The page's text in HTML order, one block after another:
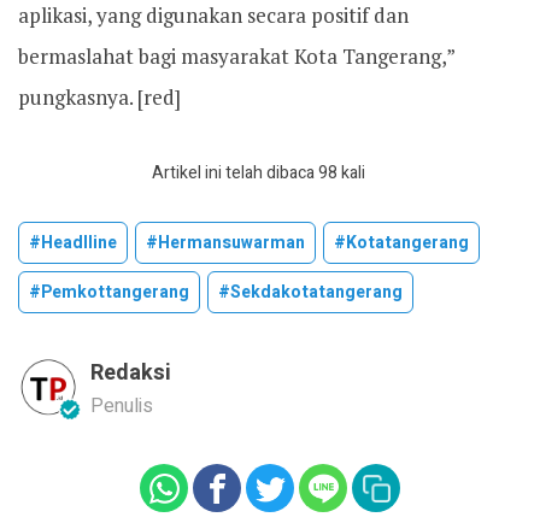
aplikasi, yang digunakan secara positif dan
bermaslahat bagi masyarakat Kota Tangerang,”
pungkasnya. [red]
Artikel ini telah dibaca 98 kali
#headlline #hermansuwarman
#kotatangerang
#pemkottangerang
#sekdakotatangerang
Redaksi
Penulis